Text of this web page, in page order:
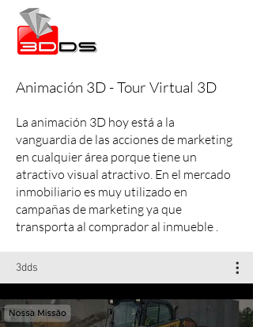
Animación 3D - Tour Virtual 3D
La animación 3D hoy está a la
vanguardia de las acciones de marketing
en cualquier área porque tiene un
atractivo visual atractivo. En el mercado
inmobiliario es muy utilizado en
campañas de marketing ya que
transporta al comprador al inmueble .
3dds